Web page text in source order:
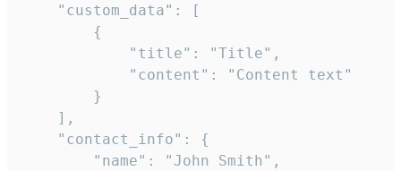
    "custom_data": [
        {
            "title": "Title",
            "content": "Content text"
        }
    ],
    "contact_info": {
        "name": "John Smith",